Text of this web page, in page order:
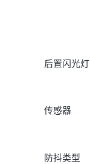
后置闪光灯
传感器
防抖类型